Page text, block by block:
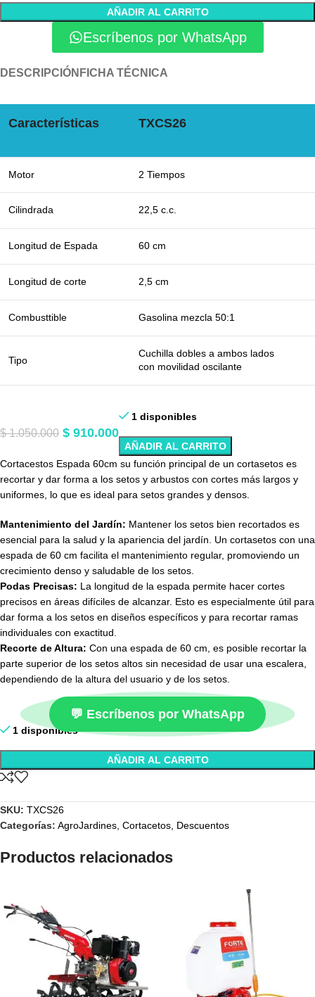
AÑADIR AL CARRITO
Escríbenos por WhatsApp
DESCRIPCIÓN FICHA TÉCNICA
Características TXCS26
Motor 2 Tiempos
Cilindrada 22,5 c.c.
Longitud de Espada 60 cm
Longitud de corte 2,5 cm
Combusttible Gasolina mezcla 50:1
Tipo
Cuchilla dobles a ambos lados
con movilidad oscilante
$1.050.000 $ 910.000
1 disponibles
AÑADIR AL CARRITO
Cortacestos Espada 60cm su función principal de un cortasetos es
recortar y dar forma a los setos y arbustos con cortes más largos y
uniformes, lo que es ideal para setos grandes y densos.
Mantenimiento del Jardín: Mantener los setos bien recortados es
esencial para la salud y la apariencia del jardín. Un cortasetos con una
espada de 60 cm facilita el mantenimiento regular, promoviendo un
crecimiento denso y saludable de los setos.
Podas Precisas: La longitud de la espada permite hacer cortes
precisos en áreas difíciles de alcanzar. Esto es especialmente útil para
dar forma a los setos en diseños específicos y para recortar ramas
individuales con exactitud.
Recorte de Altura: Con una espada de 60 cm, es posible recortar la
parte superior de los setos altos sin necesidad de usar una escalera,
dependiendo de la altura del usuario y de los setos.
💬 Escríbenos por WhatsApp
1 disponibles
AÑADIR AL CARRITO
SKU: TXCS26
Categorías: AgroJardines, Cortacetos, Descuentos
Productos relacionados